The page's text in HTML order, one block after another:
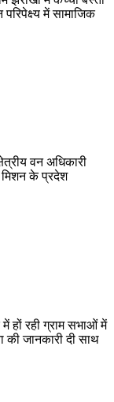
में सामाजिक
वन अधिकारी
मिशन के प्रदेश
हों रही ग्राम सभाओं में
की जानकारी दी साथ